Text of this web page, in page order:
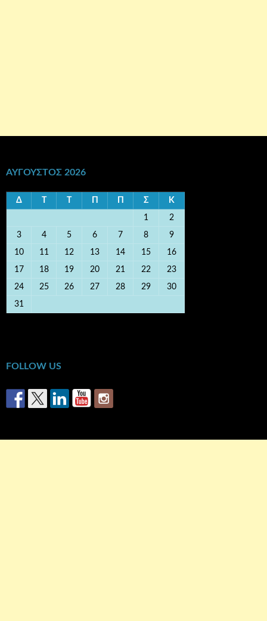
ΑΎΓΟΥΣΤΟΣ 2026
Δ Τ Τ Π Π Σ Κ
1 2
3 4 5 6 7 8 9
10 11 12 13 14 15 16
17 18 19 20 21 22 23
24 25 26 27 28 29 30
31
FOLLOW US